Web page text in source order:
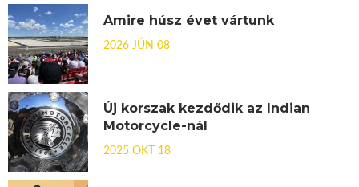
Amire húsz évet vártunk
2026 JÚN 08
Új korszak kezdődik az Indian
Motorcycle-nál
2025 OKT 18